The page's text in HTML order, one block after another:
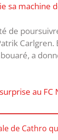
sa machine
de
a
au FC
de Cathro